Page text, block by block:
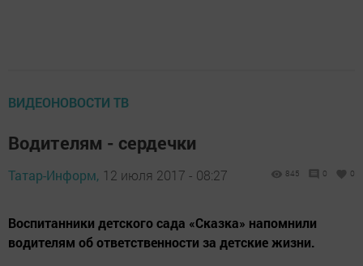
ВИДЕОНОВОСТИ ТВ
Водителям - сердечки
Татар-Информ, 12 июля 2017 - 08:27 845 0 0
Воспитанники детского сада «Сказка» напомнили
водителям об ответственности за детские жизни.